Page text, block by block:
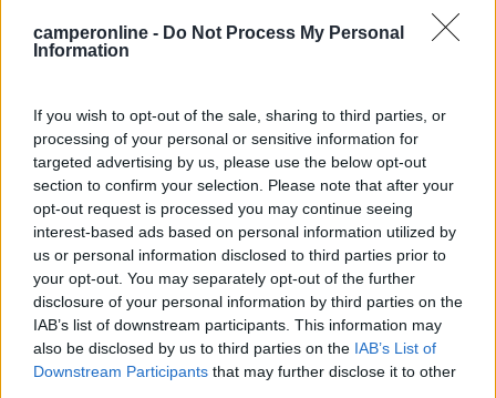
camperonline - Do Not Process My Personal
Information
If you wish to opt-out of the sale, sharing to third parties, or
processing of your personal or sensitive information for
targeted advertising by us, please use the below opt-out
section to confirm your selection. Please note that after your
opt-out request is processed you may continue seeing
interest-based ads based on personal information utilized by
us or personal information disclosed to third parties prior to
your opt-out. You may separately opt-out of the further
disclosure of your personal information by third parties on the
IAB’s list of downstream participants. This information may
also be disclosed by us to third parties on the IAB’s List of
Downstream Participants that may further disclose it to other